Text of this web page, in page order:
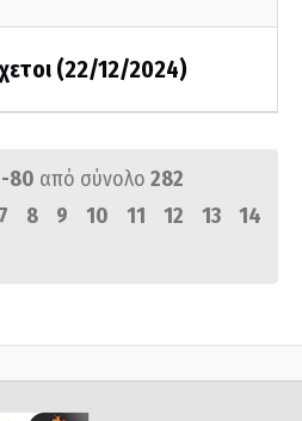
(22/12/2024)
80 από σύνολο 282
7 8 9 10 11 12 13
14